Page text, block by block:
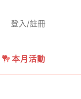
登入/註冊
本月活動